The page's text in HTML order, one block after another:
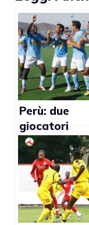
Perù: due
giocatori
multati per
essersi
accarezzati